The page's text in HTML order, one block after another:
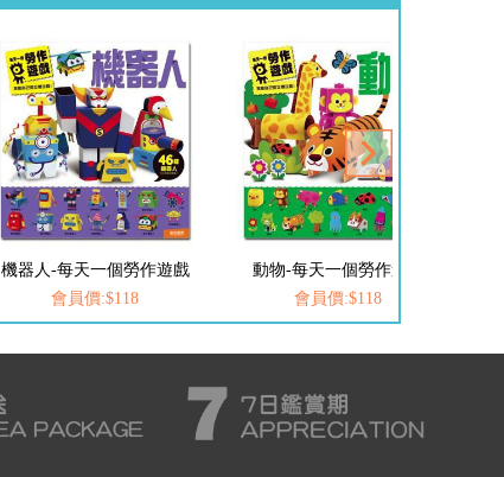
機器人-每天一個勞作遊戲
會員價:$118
動物-每天一個勞作遊戲
會員價:$118